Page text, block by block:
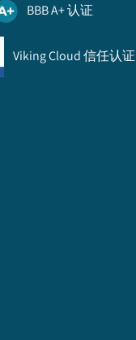
BBB A+ 认证
Viking Cloud 信任认证